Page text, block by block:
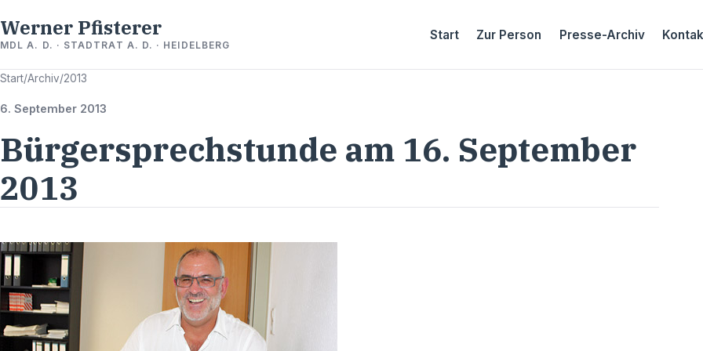
Werner Pfisterer
MDL A. D. · STADTRAT A. D. · HEIDELBERG
Start Zur Person Presse-Archiv
Start/Archiv/2013
6. September 2013
Bürgersprechstunde am 16. September
2013